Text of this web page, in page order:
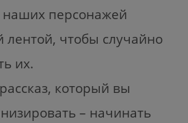
персонажей
лентой, чтобы случайно
их.
который вы
– начинать